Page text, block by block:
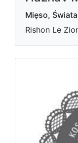
Mięso, Świata
Rishon Le